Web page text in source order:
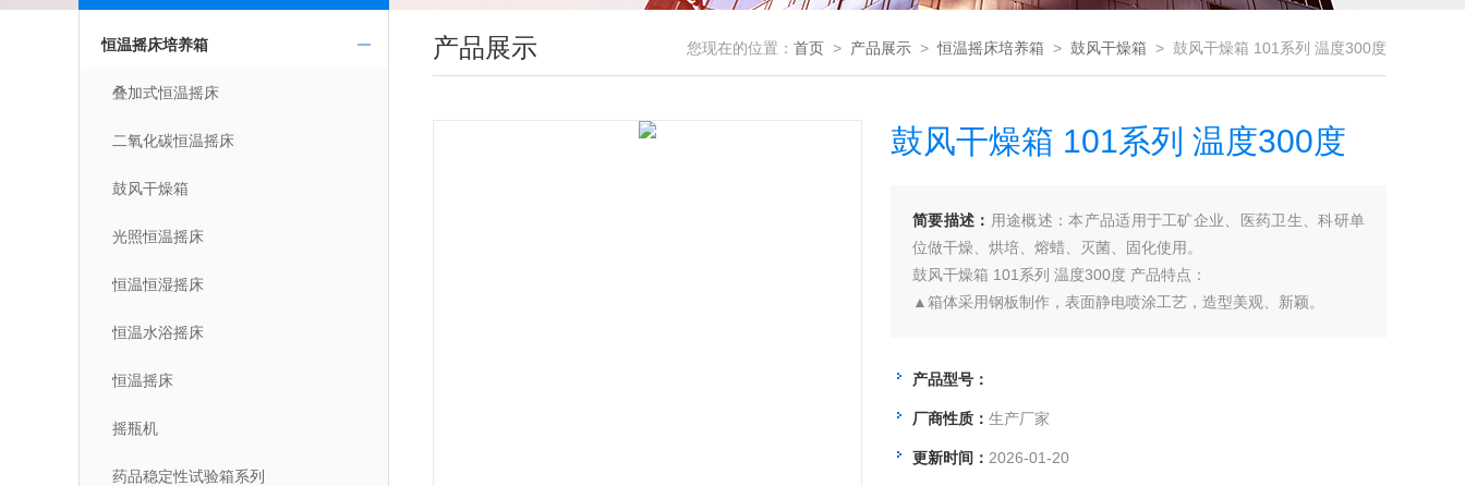
恒温摇床培养箱
叠加式恒温摇床
二氧化碳恒温摇床
鼓风干燥箱
光照恒温摇床
恒温恒湿摇床
恒温水浴摇床
恒温摇床
摇瓶机
药品稳定性试验箱系列
产品展示 您现在的位置： 首页 > 产品展示 >恒温摇床培养箱 > 鼓风干燥箱 > 鼓风干燥箱 101系列 温度300度
鼓风干燥箱 101系列 温度300度
简要描述： 用途概述：本产品适用于工矿企业、医药卫生、科研单
位做干燥、烘培、熔蜡、灭菌、固化使用。
鼓风干燥箱 101系列 温度300度 产品特点：
▲箱体采用钢板制作，表面静电喷涂工艺，造型美观、新颖。
带有定时功能，控温精度可靠。
产品型号：
厂商性质： 生产厂家
更新时间： 2026-01-20